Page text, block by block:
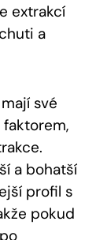
extrakcí
a
své
a bohatší
profil s
pokud